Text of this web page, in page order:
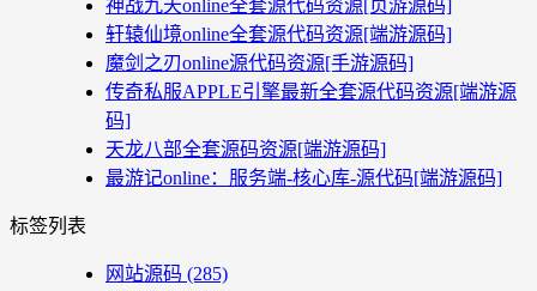
神战九天online全套源代码资源[页游源码]
轩辕仙境online全套源代码资源[端游源码]
魔剑之刃online源代码资源[手游源码]
传奇私服APPLE引擎最新全套源代码资源[端游源
码]
天龙八部全套源码资源[端游源码]
最游记online：服务端-核心库-源代码[端游源码]
标签列表
网站源码 (285)